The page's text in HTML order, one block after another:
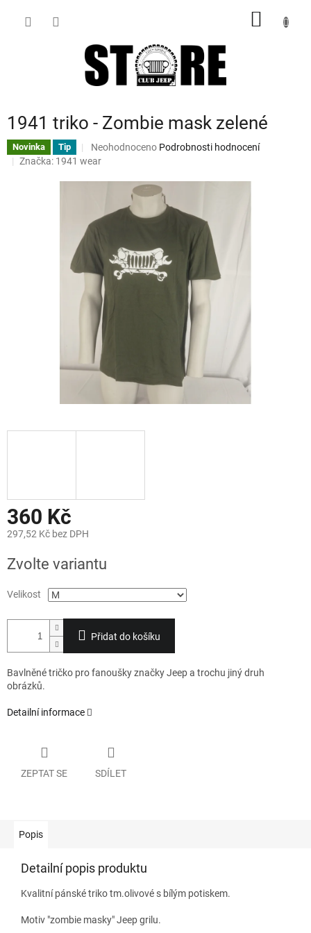
1941 triko - Zombie mask zelené
Novinka Tip
Průměrné
hodnocení
5
Neohodnoceno Podrobnosti hodnocení
Značka: 1941 wear
360 Kč
297,52 Kč bez DPH
cena:
Zvolte variantu
Velikost
Přidat do košíku
Bavlněné tričko pro fanoušky značky Jeep a trochu jiný druh
obrázků.
Detailní informace
ZEPTAT SE SDÍLET
Popis
Detailní popis produktu
Kvalitní pánské triko tm.olivové s bílým potiskem.
Motiv "zombie masky" Jeep grilu.